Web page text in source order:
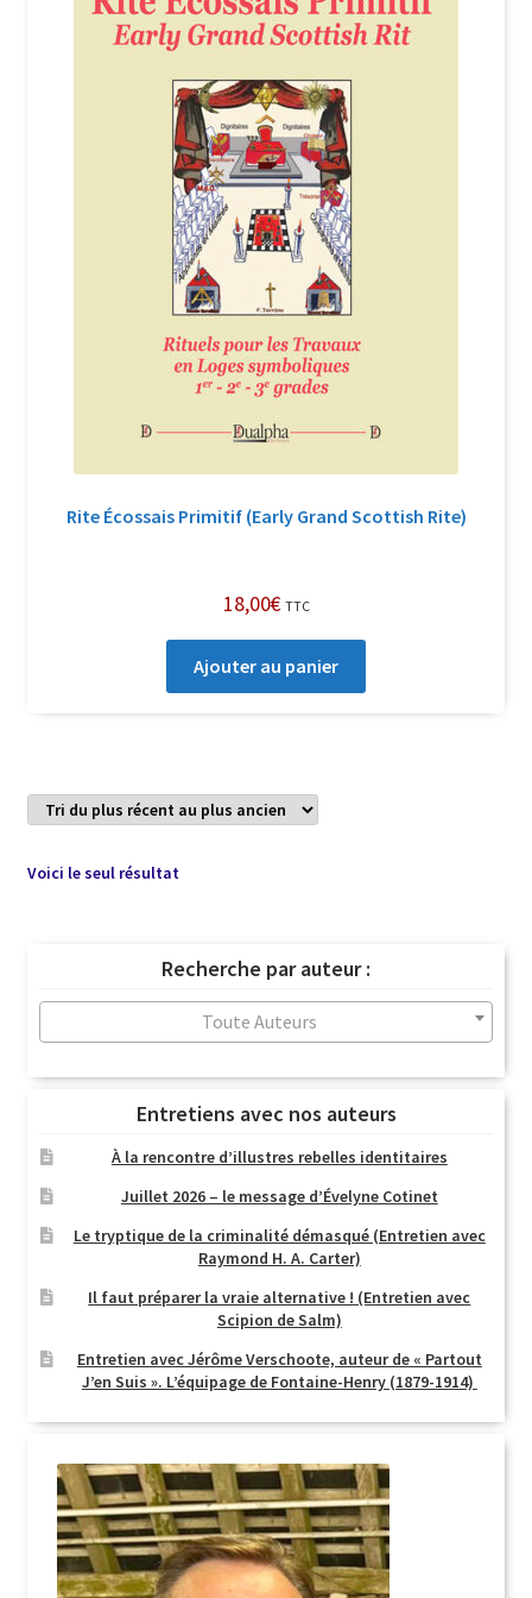
Login Customizer
Politique de confidentialité et cookies
Qui sommes-nous ?
Soutien à Philippe Randa
Suivi de la Commande
Rite Écossais Primitif (Early Grand Scottish Rite)
18,00€ TTC
Ajouter au panier
Voici le seul résultat
Recherche par auteur :
Toute Auteurs
Entretiens avec nos auteurs
À la rencontre d’illustres rebelles identitaires
Juillet 2026 – le message d’Évelyne Cotinet
Le tryptique de la criminalité démasqué (Entretien avec
Raymond H. A. Carter)
Il faut préparer la vraie alternative ! (Entretien avec
Scipion de Salm)
Entretien avec Jérôme Verschoote, auteur de « Partout
J’en Suis ». L’équipage de Fontaine-Henry (1879-1914)